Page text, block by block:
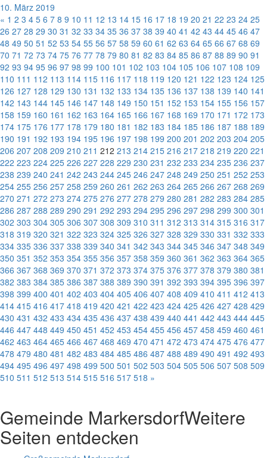
10. März 2019
« 1 2 3 4 5 6 7 8 9 10 11 12 13 14 15 16 17 18 19 20 21 22 23 24 25
26 27 28 29 30 31 32 33 34 35 36 37 38 39 40 41 42 43 44 45 46 47
48 49 50 51 52 53 54 55 56 57 58 59 60 61 62 63 64 65 66 67 68 69
70 71 72 73 74 75 76 77 78 79 80 81 82 83 84 85 86 87 88 89 90 91
92 93 94 95 96 97 98 99 100 101 102 103 104 105 106 107 108 109
110 111 112 113 114 115 116 117 118 119 120 121 122 123 124 125
126 127 128 129 130 131 132 133 134 135 136 137 138 139 140 141
142 143 144 145 146 147 148 149 150 151 152 153 154 155 156 157
158 159 160 161 162 163 164 165 166 167 168 169 170 171 172 173
174 175 176 177 178 179 180 181 182 183 184 185 186 187 188 189
190 191 192 193 194 195 196 197 198 199 200 201 202 203 204 205
206 207 208 209 210 211 212 213 214 215 216 217 218 219 220 221
222 223 224 225 226 227 228 229 230 231 232 233 234 235 236 237
238 239 240 241 242 243 244 245 246 247 248 249 250 251 252 253
254 255 256 257 258 259 260 261 262 263 264 265 266 267 268 269
270 271 272 273 274 275 276 277 278 279 280 281 282 283 284 285
286 287 288 289 290 291 292 293 294 295 296 297 298 299 300 301
302 303 304 305 306 307 308 309 310 311 312 313 314 315 316 317
318 319 320 321 322 323 324 325 326 327 328 329 330 331 332 333
334 335 336 337 338 339 340 341 342 343 344 345 346 347 348 349
350 351 352 353 354 355 356 357 358 359 360 361 362 363 364 365
366 367 368 369 370 371 372 373 374 375 376 377 378 379 380 381
382 383 384 385 386 387 388 389 390 391 392 393 394 395 396 397
398 399 400 401 402 403 404 405 406 407 408 409 410 411 412 413
414 415 416 417 418 419 420 421 422 423 424 425 426 427 428 429
430 431 432 433 434 435 436 437 438 439 440 441 442 443 444 445
446 447 448 449 450 451 452 453 454 455 456 457 458 459 460 461
462 463 464 465 466 467 468 469 470 471 472 473 474 475 476 477
478 479 480 481 482 483 484 485 486 487 488 489 490 491 492 493
494 495 496 497 498 499 500 501 502 503 504 505 506 507 508 509
510 511 512 513 514 515 516 517 518 »
Gemeinde MarkersdorfWeitere
Seiten entdecken